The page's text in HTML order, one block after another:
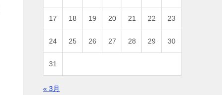
17 18 19 20 21 22 23
24 25 26 27 28 29 30
31
« 3月